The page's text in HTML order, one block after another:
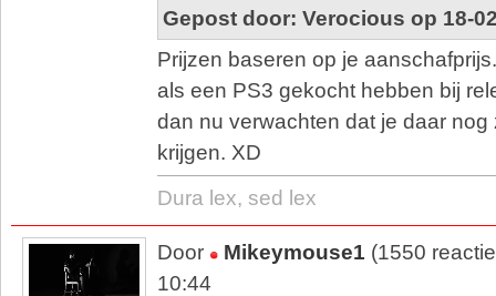
Gepost door: Verocious op 18-
Prijzen baseren op je
als een PS3 gekocht hebben bij
dan nu verwachten dat je daar
krijgen. XD
Dura lex, sed lex
Door Mikeymouse1 (1550
10:44